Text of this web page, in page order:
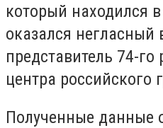
который находился
оказался негласный
представитель 74-
центра российского
Полученные данные